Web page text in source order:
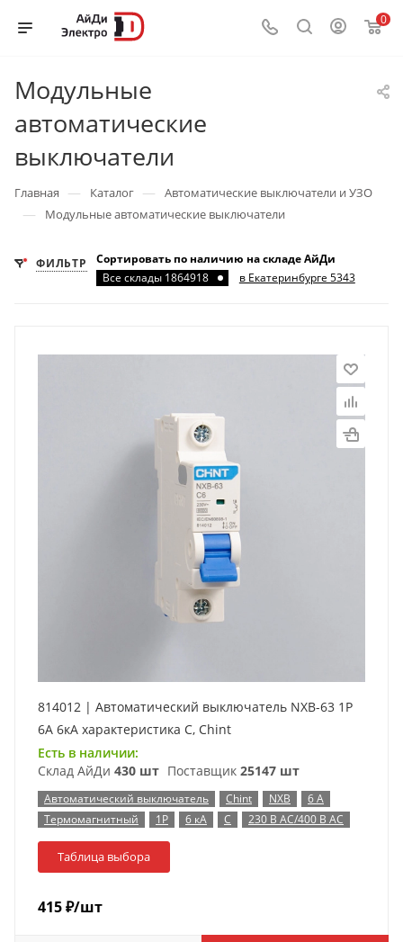
0
Модульные
автоматические
выключатели
Главная — Каталог — Автоматические выключатели и УЗО
— Модульные автоматические выключатели
ФИЛЬТР
Сортировать по наличию на складе АйДи
Все склады 1864918
в Екатеринбурге 5343
814012 | Автоматический выключатель NXB-63 1P
6А 6кА характеристика C, Chint
Есть в наличии:
Склад АйДи 430 шт Поставщик 25147 шт
Автоматический выключатель Chint NXB
6 А
Термомагнитный
1P 6 кА C 230 В AC/400 В AC
Таблица выбора
415₽/шт